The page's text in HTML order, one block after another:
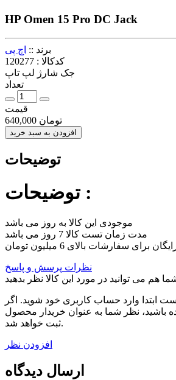
HP Omen 15 Pro DC Jack
برند :: اچ پی
کدکالا : 120277
جک شارژ لپ تاپ
تعداد
قیمت
640,000 تومان
افزودن به سبد خرید
توضیحات
توضیحات :
موجودی این کالا به روز می باشد
مدت زمان تست کالا 7 روز می باشد
برای سفارشات بالای 6 میلیون تومان
نظرات پرسش و پاسخ
ابتدا وارد حساب کاربری خود شوید. اگر
باشید، نظر شما به عنوان خریدار محصول
ثبت خواهد شد.
افزودن نظر
ارسال دیدگاه